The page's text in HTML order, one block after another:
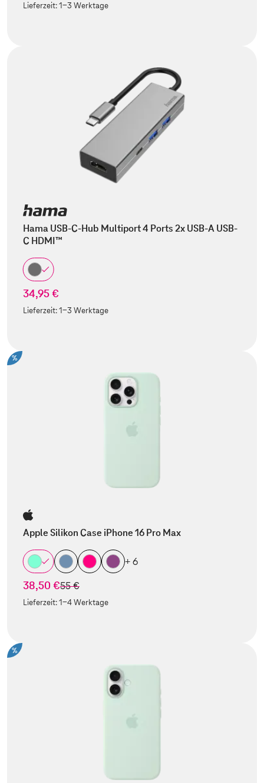
Lieferzeit:1-3 Werktage
Hama USB-C-Hub Multiport 4 Ports 2x USB-A USB-
C HDMI™
34,95 €
Lieferzeit:1-3 Werktage
%
Apple Silikon Case iPhone 16 Pro Max
+ 6
38,50 €statt
55 €
Lieferzeit:1-4 Werktage
%